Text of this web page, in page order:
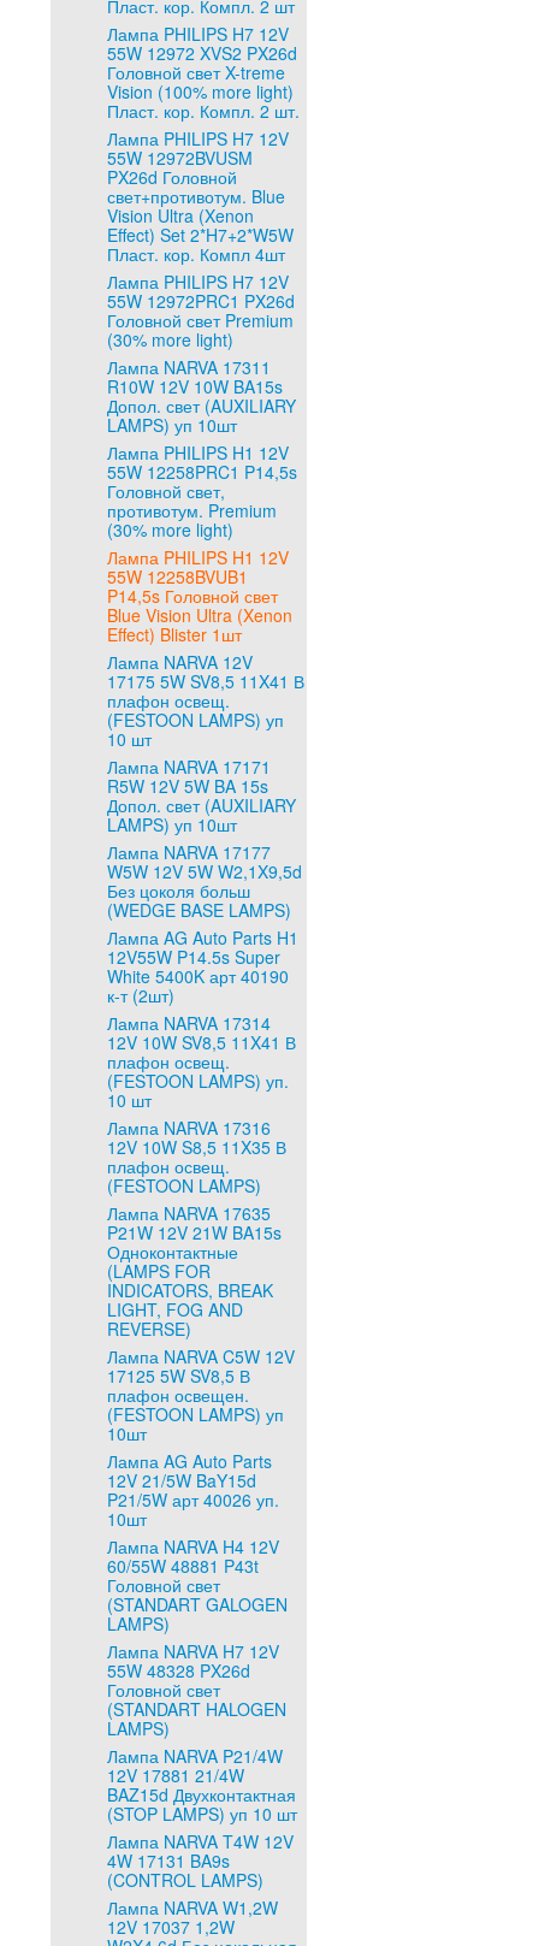
Пласт. кор. Компл. 2 шт
Лампа PHILIPS H7 12V
55W 12972 XVS2 PX26d
Головной свет X-treme
Vision (100% more light)
Пласт. кор. Компл. 2 шт.
Лампа PHILIPS H7 12V
55W 12972BVUSM
PX26d Головной
свет+противотум. Blue
Vision Ultra (Xenon
Effect) Set 2*H7+2*W5W
Пласт. кор. Компл 4шт
Лампа PHILIPS H7 12V
55W 12972PRC1 PX26d
Головной свет Premium
(30% more light)
Лампа NARVA 17311
R10W 12V 10W BA15s
Допол. свет (AUXILIARY
LAMPS) уп 10шт
Лампа PHILIPS H1 12V
55W 12258PRC1 P14,5s
Головной свет,
противотум. Premium
(30% more light)
Лампа PHILIPS H1 12V
55W 12258BVUB1
P14,5s Головной свет
Blue Vision Ultra (Xenon
Effect) Blister 1шт
Лампа NARVA 12V
17175 5W SV8,5 11X41 В
плафон освещ.
(FESTOON LAMPS) уп
10 шт
Лампа NARVA 17171
R5W 12V 5W BA 15s
Допол. свет (AUXILIARY
LAMPS) уп 10шт
Лампа NARVA 17177
W5W 12V 5W W2,1X9,5d
Без цоколя больш
(WEDGE BASE LAMPS)
Лампа AG Auto Parts H1
12V55W P14.5s Super
White 5400K арт 40190
к-т (2шт)
Лампа NARVA 17314
12V 10W SV8,5 11X41 В
плафон освещ.
(FESTOON LAMPS) уп.
10 шт
Лампа NARVA 17316
12V 10W S8,5 11X35 В
плафон освещ.
(FESTOON LAMPS)
Лампа NARVA 17635
P21W 12V 21W BA15s
Одноконтактные
(LAMPS FOR
INDICATORS, BREAK
LIGHT, FOG AND
REVERSE)
Лампа NARVA C5W 12V
17125 5W SV8,5 В
плафон освещен.
(FESTOON LAMPS) уп
10шт
Лампа AG Auto Parts
12V 21/5W BaY15d
P21/5W арт 40026 уп.
10шт
Лампа NARVA H4 12V
60/55W 48881 P43t
Головной свет
(STANDART GALOGEN
LAMPS)
Лампа NARVA H7 12V
55W 48328 PX26d
Головной свет
(STANDART HALOGEN
LAMPS)
Лампа NARVA P21/4W
12V 17881 21/4W
BAZ15d Двухконтактная
(STOP LAMPS) уп 10 шт
Лампа NARVA T4W 12V
4W 17131 BA9s
(CONTROL LAMPS)
Лампа NARVA W1,2W
12V 17037 1,2W